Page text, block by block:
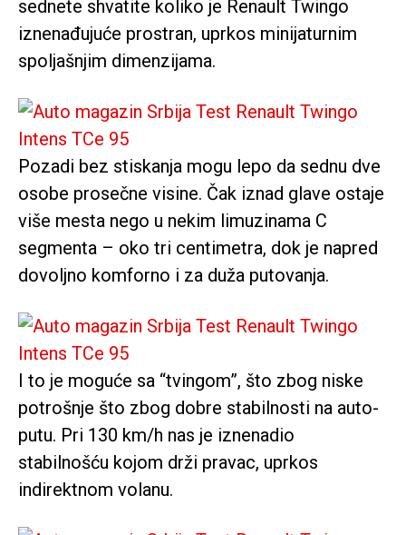
sednete shvatite koliko je Renault Twingo
iznenađujuće prostran, uprkos minijaturnim
spoljašnjim dimenzijama.
Pozadi bez stiskanja mogu lepo da sednu dve
osobe prosečne visine. Čak iznad glave ostaje
više mesta nego u nekim limuzinama C
segmenta – oko tri centimetra, dok je napred
dovoljno komforno i za duža putovanja.
I to je moguće sa “tvingom”, što zbog niske
potrošnje što zbog dobre stabilnosti na auto-
putu. Pri 130 km/h nas je iznenadio
stabilnošću kojom drži pravac, uprkos
indirektnom volanu.